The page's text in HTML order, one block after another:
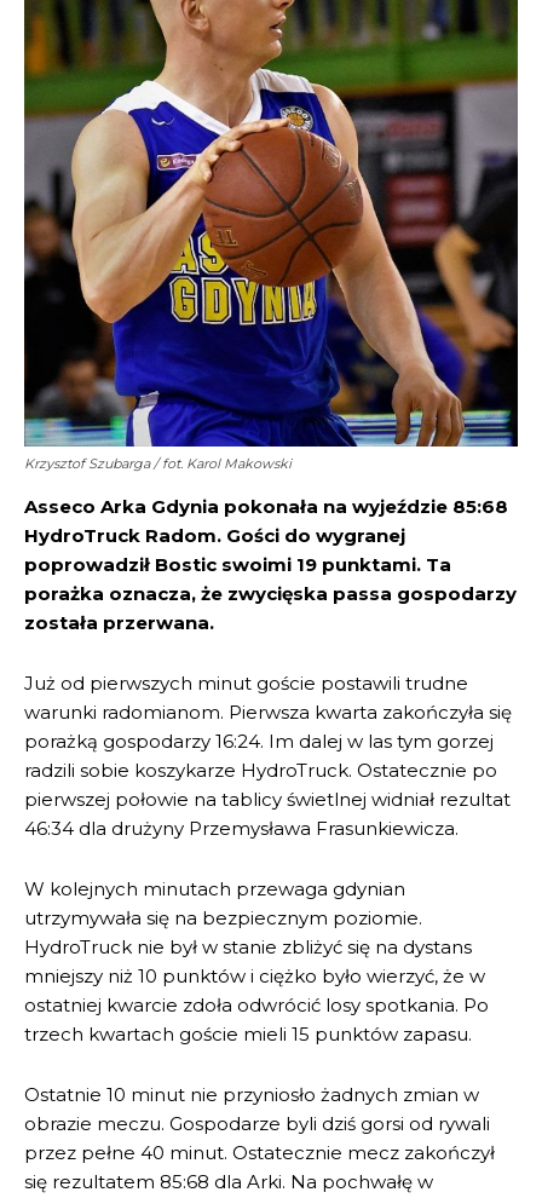
Krzysztof Szubarga / fot. Karol Makowski
Asseco Arka Gdynia pokonała na wyjeździe 85:68
HydroTruck Radom. Gości do wygranej
poprowadził Bostic swoimi 19 punktami. Ta
porażka oznacza, że zwycięska passa gospodarzy
została przerwana.
Już od pierwszych minut goście postawili trudne
warunki radomianom. Pierwsza kwarta zakończyła się
porażką gospodarzy 16:24. Im dalej w las tym gorzej
radzili sobie koszykarze HydroTruck. Ostatecznie po
pierwszej połowie na tablicy świetlnej widniał rezultat
46:34 dla drużyny Przemysława Frasunkiewicza.
W kolejnych minutach przewaga gdynian
utrzymywała się na bezpiecznym poziomie.
HydroTruck nie był w stanie zbliżyć się na dystans
mniejszy niż 10 punktów i ciężko było wierzyć, że w
ostatniej kwarcie zdoła odwrócić losy spotkania. Po
trzech kwartach goście mieli 15 punktów zapasu.
Ostatnie 10 minut nie przyniosło żadnych zmian w
obrazie meczu. Gospodarze byli dziś gorsi od rywali
przez pełne 40 minut. Ostatecznie mecz zakończył
się rezultatem 85:68 dla Arki. Na pochwałę w